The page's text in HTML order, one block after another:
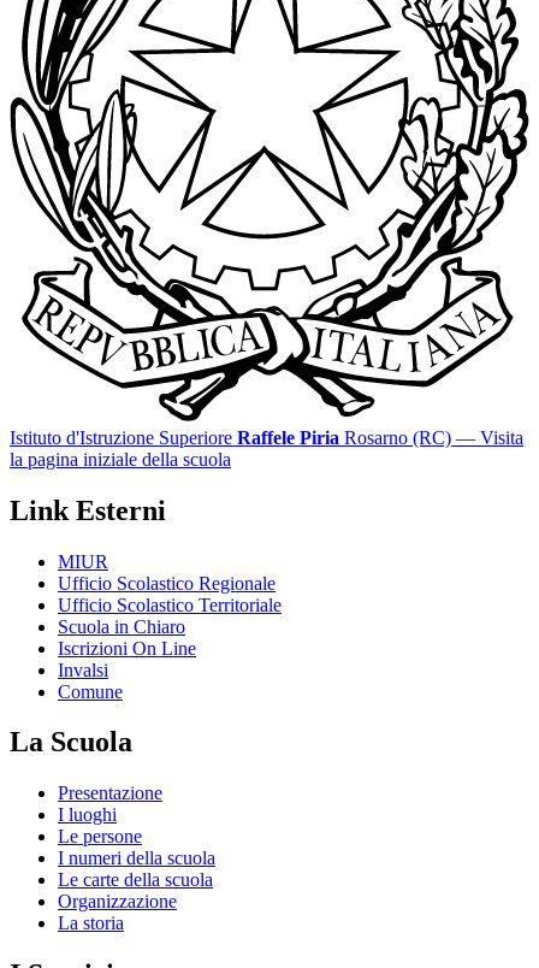
Istituto d'Istruzione Superiore Raffele Piria Rosarno (RC) — Visita
la pagina iniziale della scuola
Link Esterni
MIUR
Ufficio Scolastico Regionale
Ufficio Scolastico Territoriale
Scuola in Chiaro
Iscrizioni On Line
Invalsi
Comune
La Scuola
Presentazione
I luoghi
Le persone
I numeri della scuola
Le carte della scuola
Organizzazione
La storia